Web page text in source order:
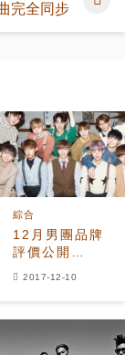
完全同步
12月男團品牌
評價公開
綜合
2017-12-10